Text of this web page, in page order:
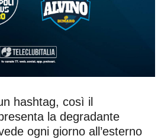
hashtag, così il
la degradante
ogni giorno all’esterno